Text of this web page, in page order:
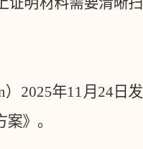
） 2025年11月 24日发
》。